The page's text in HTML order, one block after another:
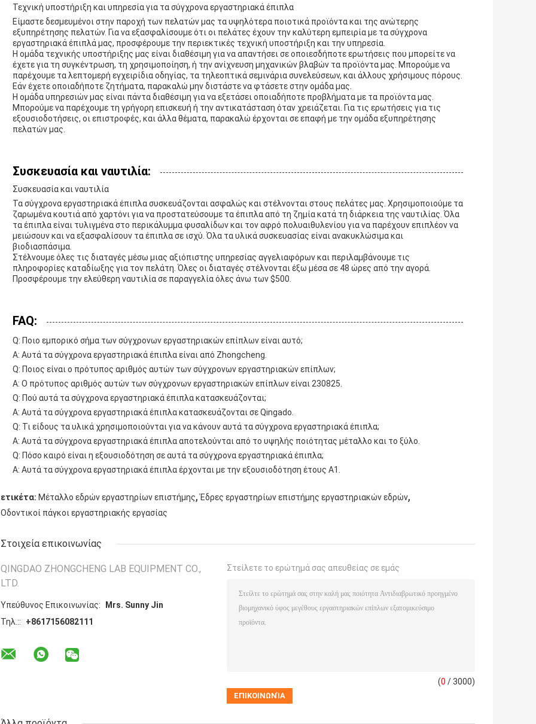
Τεχνική υποστήριξη και υπηρεσία για τα σύγχρονα εργαστηριακά έπιπλα
Είμαστε δεσμευμένοι στην παροχή των πελατών μας τα υψηλότερα ποιοτικά προϊόντα και της ανώτερης
εξυπηρέτησης πελατών. Για να εξασφαλίσουμε ότι οι πελάτες έχουν την καλύτερη εμπειρία με τα σύγχρονα
εργαστηριακά έπιπλά μας, προσφέρουμε την περιεκτικές τεχνική υποστήριξη και την υπηρεσία.
Η ομάδα τεχνικής υποστήριξης μας είναι διαθέσιμη για να απαντήσει σε οποιεσδήποτε ερωτήσεις που μπορείτε να
έχετε για τη συγκέντρωση, τη χρησιμοποίηση, ή την ανίχνευση μηχανικών βλαβών τα προϊόντα μας. Μπορούμε να
παρέχουμε τα λεπτομερή εγχειρίδια οδηγίας, τα τηλεοπτικά σεμινάρια συνελεύσεων, και άλλους χρήσιμους πόρους.
Εάν έχετε οποιαδήποτε ζητήματα, παρακαλώ μην διστάστε να φτάσετε στην ομάδα μας.
Η ομάδα υπηρεσιών μας είναι πάντα διαθέσιμη για να εξετάσει οποιαδήποτε προβλήματα με τα προϊόντα μας.
Μπορούμε να παρέχουμε τη γρήγορη επισκευή ή την αντικατάσταση όταν χρειάζεται. Για τις ερωτήσεις για τις
εξουσιοδοτήσεις, οι επιστροφές, και άλλα θέματα, παρακαλώ έρχονται σε επαφή με την ομάδα εξυπηρέτησης
πελατών μας.
Συσκευασία και ναυτιλία:
Συσκευασία και ναυτιλία
Τα σύγχρονα εργαστηριακά έπιπλα συσκευάζονται ασφαλώς και στέλνονται στους πελάτες μας. Χρησιμοποιούμε τα
ζαρωμένα κουτιά από χαρτόνι για να προστατεύσουμε τα έπιπλα από τη ζημία κατά τη διάρκεια της ναυτιλίας. Όλα
τα έπιπλα είναι τυλιγμένα στο περικάλυμμα φυσαλίδων και τον αφρό πολυαιθυλενίου για να παρέχουν επιπλέον να
μειώσουν και να εξασφαλίσουν τα έπιπλα σε ισχύ. Όλα τα υλικά συσκευασίας είναι ανακυκλώσιμα και
βιοδιασπάσιμα.
Στέλνουμε όλες τις διαταγές μέσω μιας αξιόπιστης υπηρεσίας αγγελιαφόρων και περιλαμβάνουμε τις
πληροφορίες καταδίωξης για τον πελάτη. Όλες οι διαταγές στέλνονται έξω μέσα σε 48 ώρες από την αγορά.
Προσφέρουμε την ελεύθερη ναυτιλία σε παραγγελία όλες άνω των $500.
FAQ:
Q: Ποιο εμπορικό σήμα των σύγχρονων εργαστηριακών επίπλων είναι αυτό;
Α: Αυτά τα σύγχρονα εργαστηριακά έπιπλα είναι από Zhongcheng.
Q: Ποιος είναι ο πρότυπος αριθμός αυτών των σύγχρονων εργαστηριακών επίπλων;
Α: Ο πρότυπος αριθμός αυτών των σύγχρονων εργαστηριακών επίπλων είναι 230825.
Q: Πού αυτά τα σύγχρονα εργαστηριακά έπιπλα κατασκευάζονται;
Α: Αυτά τα σύγχρονα εργαστηριακά έπιπλα κατασκευάζονται σε Qingado.
Q: Τι είδους τα υλικά χρησιμοποιούνται για να κάνουν αυτά τα σύγχρονα εργαστηριακά έπιπλα;
Α: Αυτά τα σύγχρονα εργαστηριακά έπιπλα αποτελούνται από το υψηλής ποιότητας μέταλλο και το ξύλο.
Q: Πόσο καιρό είναι η εξουσιοδότηση σε αυτά τα σύγχρονα εργαστηριακά έπιπλα;
Α: Αυτά τα σύγχρονα εργαστηριακά έπιπλα έρχονται με την εξουσιοδότηση έτους Α1.
ετικέτα: Μέταλλο εδρών εργαστηρίων επιστήμης, Έδρες εργαστηρίων επιστήμης εργαστηριακών εδρών,
Οδοντικοί πάγκοι εργαστηριακής εργασίας
Στοιχεία επικοινωνίας
QINGDAO ZHONGCHENG LAB EQUIPMENT CO.,
LTD.
Υπεύθυνος Επικοινωνίας:
Mrs. Sunny Jin
Τηλ.::
+8617156082111
Στείλετε το ερώτημά σας απευθείας σε εμάς
(0 / 3000)